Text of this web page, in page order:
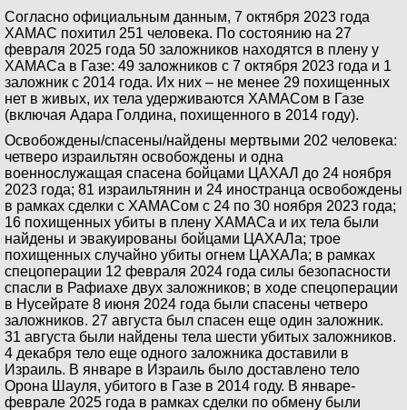
Согласно официальным данным, 7 октября 2023 года
ХАМАС похитил 251 человека. По состоянию на 27
февраля 2025 года 50 заложников находятся в плену у
ХАМАСа в Газе: 49 заложников с 7 октября 2023 года и 1
заложник с 2014 года. Их них – не менее 29 похищенных
нет в живых, их тела удерживаются ХАМАСом в Газе
(включая Адара Голдина, похищенного в 2014 году).
Освобождены/спасены/найдены мертвыми 202 человека:
четверо израильтян освобождены и одна
военнослужащая спасена бойцами ЦАХАЛ до 24 ноября
2023 года; 81 израильтянин и 24 иностранца освобождены
в рамках сделки с ХАМАСом с 24 по 30 ноября 2023 года;
16 похищенных убиты в плену ХАМАСа и их тела были
найдены и эвакуированы бойцами ЦАХАЛа; трое
похищенных случайно убиты огнем ЦАХАЛа; в рамках
спецоперации 12 февраля 2024 года силы безопасности
спасли в Рафиахе двух заложников; в ходе спецоперации
в Нусейрате 8 июня 2024 года были спасены четверо
заложников. 27 августа был спасен еще один заложник.
31 августа были найдены тела шести убитых заложников.
4 декабря тело еще одного заложника доставили в
Израиль. В январе в Израиль было доставлено тело
Орона Шауля, убитого в Газе в 2014 году. В январе-
феврале 2025 года в рамках сделки по обмену были